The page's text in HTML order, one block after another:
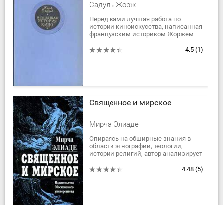
Садуль Жорж
Перед вами лучшая работа по
истории киноискусства, написанная
французским историком Жоржем
утверждать, что материал,
4.5 (1)
Священное и мирское
Мирча Элиаде
Опираясь на обширные знания в
области этнографии, теологии,
истории религий, автор анализирует
мире, наполненном религиозным
4.48 (5)